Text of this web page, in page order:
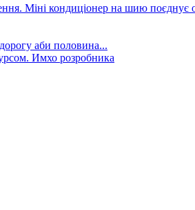
Міні кондиціонер на шию поєднує
аби половина...
Имхо розробника